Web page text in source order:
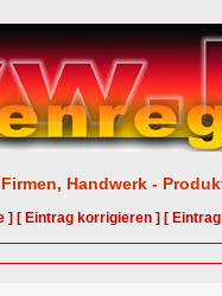
Handwerk -
] [ Eintrag korrigieren ] [